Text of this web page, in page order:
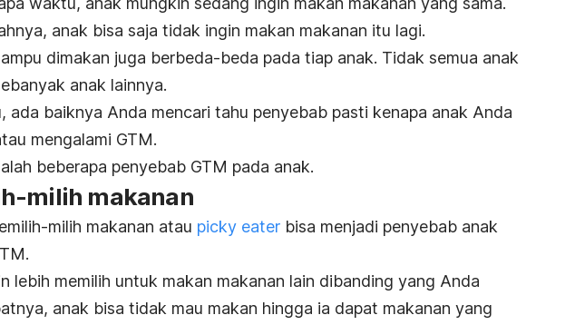
anak bisa saja tidak ingin makan makanan itu lagi.
dimakan juga berbeda-beda pada tiap anak. Tidak semua anak
anak lainnya.
ada baiknya Anda mencari tahu penyebab pasti kenapa anak Anda
mengalami GTM.
beberapa penyebab GTM pada anak.
milih makanan
milih makanan atau picky eater bisa menjadi penyebab anak
lebih memilih untuk makan makanan lain dibanding yang Anda
anak bisa tidak mau makan hingga ia dapat makanan yang